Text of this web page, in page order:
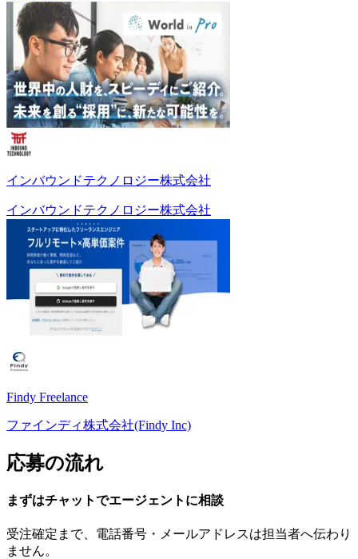
インバウンドテクノロジー株式会社
インバウンドテクノロジー株式会社
Findy Freelance
ファインディ株式会社(Findy Inc)
応募の流れ
まずはチャットでエージェント に相談
受注確定まで、 電話番号・メールアドレスは担当者へ伝わり
ません。